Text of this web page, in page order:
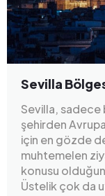
Sevilla
Sevilla, sadece
şehirden
için en gözde
muhtemelen
konusu
Üstelik çok da